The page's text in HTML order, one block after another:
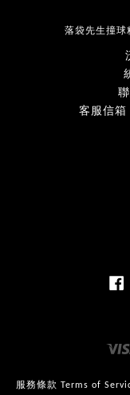
落袋先生撞球
客服信箱
服務條款 Terms of